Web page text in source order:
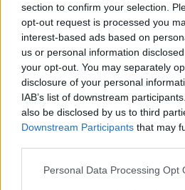
section to confirm your selection.
opt-out request is processed you
interest-based ads based on
us or personal information
your opt-out. You may separately
disclosure of your personal
IAB’s list of downstream
also be disclosed by us to third
Downstream Participants that may
Personal Data Processing Opt
Petr Kužvart: Opatření úřadů ke
vyvolávají závažné otázky
28.11.2002
Uzavírky ulic podle zákona o
bezprávným důvodem ke zmaření
nezakázaných veřejných shromáždění
případě: průvodu po Nuselském
Magistrát hl. m. Prahy - opět, jako při
vydat a doručit v souladu se zákonem,
choulostivé mořské oblasti?